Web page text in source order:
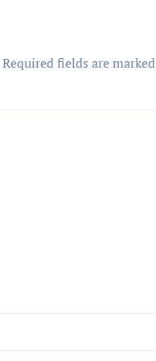
Required fields are